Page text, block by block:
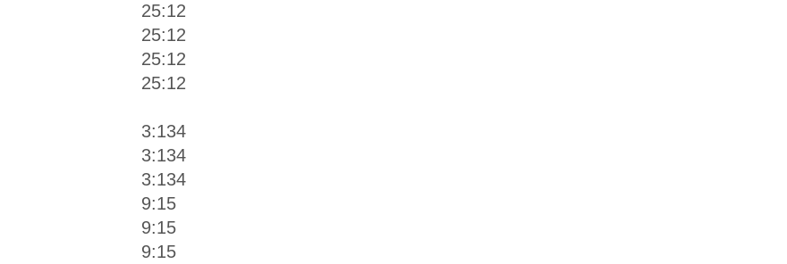
25:12
25:12
25:12
25:12
3:134
3:134
3:134
9:15
9:15
9:15